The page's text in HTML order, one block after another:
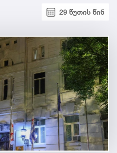
29 წუთის წინ